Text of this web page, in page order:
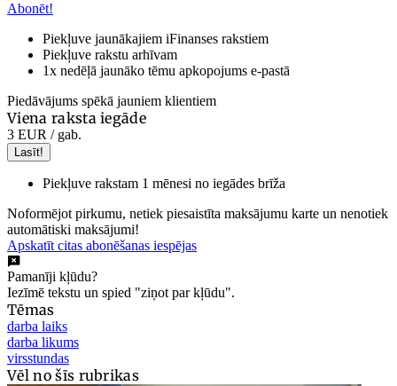
Abonēt!
Piekļuve jaunākajiem iFinanses rakstiem
Piekļuve rakstu arhīvam
1x nedēļā jaunāko tēmu apkopojums e-pastā
Piedāvājums spēkā jauniem klientiem
Viena raksta iegāde
3 EUR / gab.
Lasīt!
Piekļuve rakstam 1 mēnesi no iegādes brīža
Noformējot pirkumu, netiek piesaistīta maksājumu karte un nenotiek
automātiski maksājumi!
Apskatīt citas abonēšanas iespējas
Pamanīji kļūdu?
Iezīmē tekstu un spied "ziņot par kļūdu".
Tēmas
darba laiks
darba likums
virsstundas
Vēl no šīs rubrikas